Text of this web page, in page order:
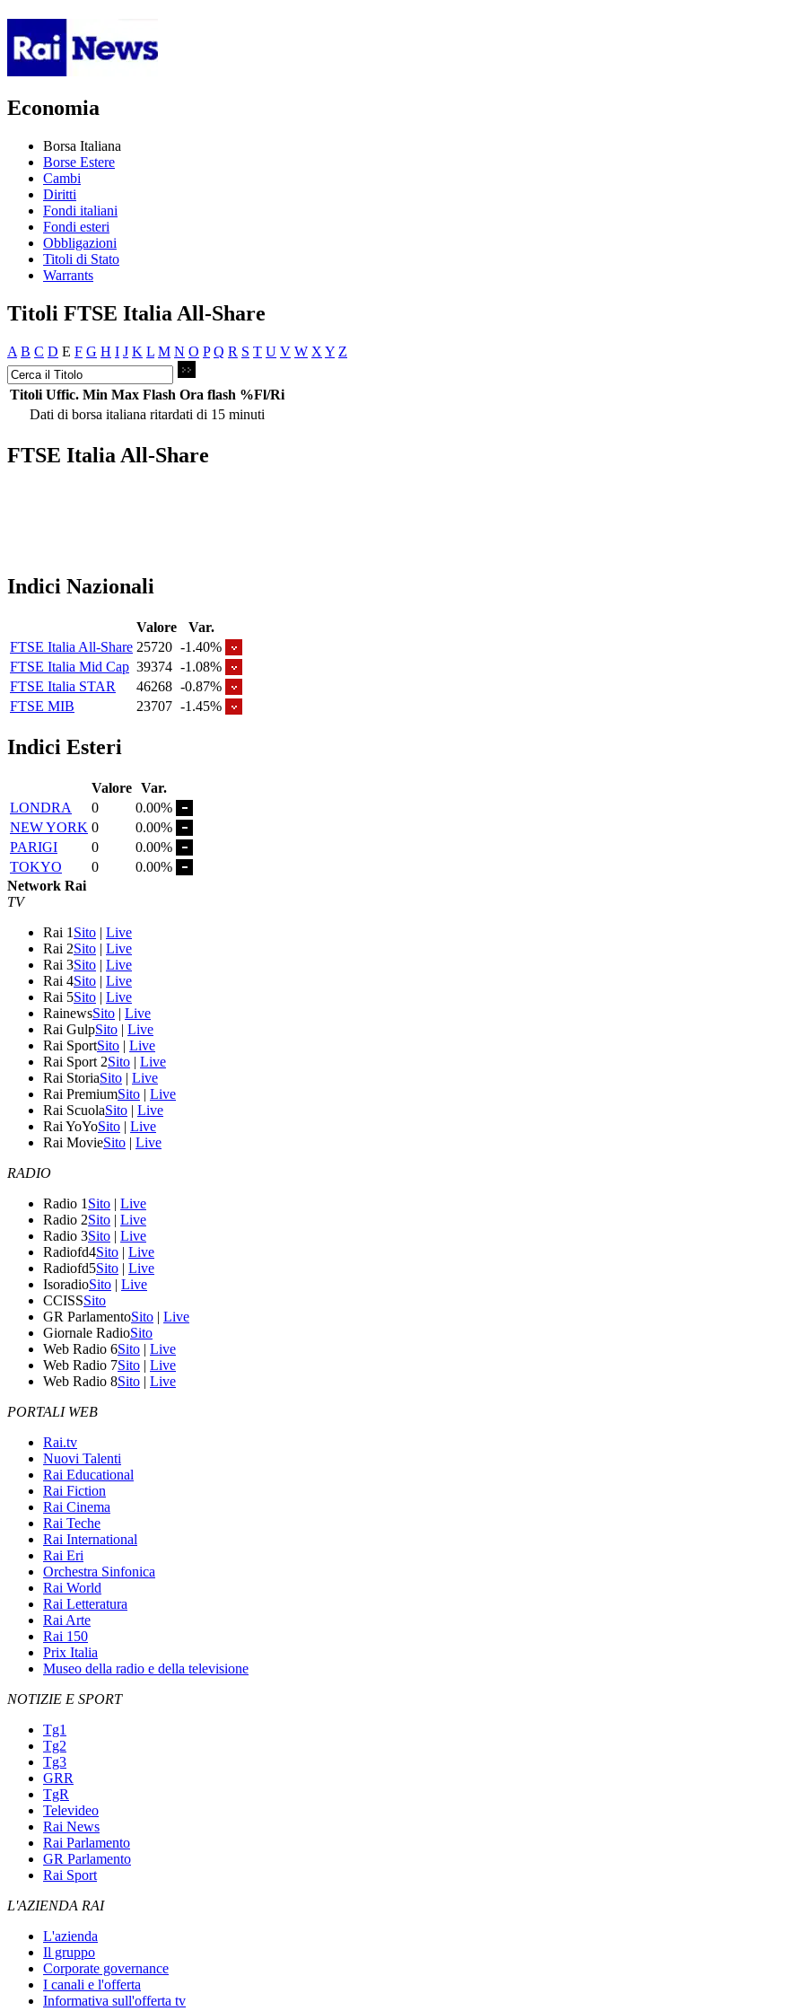
Economia
Borsa Italiana
Borse Estere
Cambi
Diritti
Fondi italiani
Fondi esteri
Obbligazioni
Titoli di Stato
Warrants
Titoli FTSE Italia All-Share
A B C D E F G H I J K L M N O P Q R S T U V W X Y Z
Titoli Uffic. Min Max Flash Ora flash %Fl/Ri
Dati di borsa italiana ritardati di 15 minuti
FTSE Italia All-Share
Indici Nazionali
Valore
Var.
FTSE Italia All-Share 25720 -1.40%
FTSE Italia Mid Cap 39374 -1.08%
FTSE Italia STAR
46268 -0.87%
FTSE MIB
23707 -1.45%
Indici Esteri
Valore Var.
LONDRA
0
0.00%
NEW YORK 0
0.00%
PARIGI
0
0.00%
TOKYO
0
0.00%
Network Rai
TV
Rai 1 Sito | Live
Rai 2Sito | Live
Rai 3Sito | Live
Rai 4Sito | Live
Rai 5Sito | Live
RainewsSito | Live
Rai GulpSito | Live
Rai SportSito | Live
Rai Sport 2Sito | Live
Rai StoriaSito | Live
Rai PremiumSito | Live
Rai ScuolaSito | Live
Rai YoYoSito | Live
Rai MovieSito | Live
RADIO
Radio 1 Sito | Live
Radio 2Sito | Live
Radio 3Sito | Live
Radiofd4Sito | Live
Radiofd5Sito | Live
IsoradioSito | Live
CCISSSito
GR ParlamentoSito | Live
Giornale RadioSito
Web Radio 6Sito | Live
Web Radio 7Sito | Live
Web Radio 8Sito | Live
PORTALI WEB
Rai.tv
Nuovi Talenti
Rai Educational
Rai Fiction
Rai Cinema
Rai Teche
Rai International
Rai Eri
Orchestra Sinfonica
Rai World
Rai Letteratura
Rai Arte
Rai 150
Prix Italia
Museo della radio e della televisione
NOTIZIE E SPORT
Tg1
Tg2
Tg3
GRR
TgR
Televideo
Rai News
Rai Parlamento
GR Parlamento
Rai Sport
L'AZIENDA RAI
L'azienda
Il gruppo
Corporate governance
I canali e l'offerta
Informativa sull'offerta tv